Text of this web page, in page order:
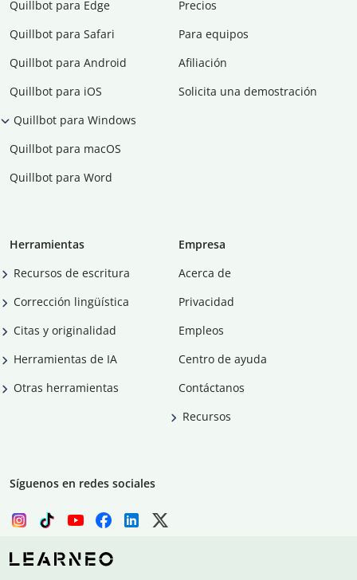
Quillbot para Edge
Quillbot para Safari
Quillbot para Android
Quillbot para iOS
Quillbot para Windows
Quillbot para macOS
Quillbot para Word
Precios
Para equipos
Afiliación
Solicita una demostración
Herramientas
Recursos de escritura
Corrección lingüística
Citas y originalidad
Herramientas de IA
Otras herramientas
Empresa
Acerca de
Privacidad
Empleos
Centro de ayuda
Contáctanos
Recursos
Síguenos en redes sociales